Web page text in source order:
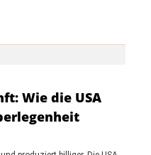
Wie die USA